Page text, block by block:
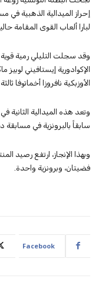
لبارا ألعاب القوى المقامة
الأوزبكية نافروزا أخماتوفا ثالثة
وتعد هذه الميدالية الثانية
سابقاً بالبرونزية في مسابقة
وبهذا الإنجاز، ارتفع رصيد
فضيتان، وبرونزية واحدة.
Facebook